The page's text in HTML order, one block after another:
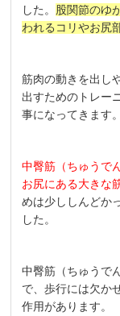
した。 股関節のゆ
われるコリやお尻
筋肉の動きを出し
出すためのトレー
事になってきます。
中臀筋（ちゅうで
お尻にある大きな
めは少ししんどか
した。
中臀筋（ちゅうで
で、歩行には欠か
作用があります。